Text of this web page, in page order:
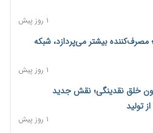
۱ روز پیش
مصرف‌کننده بیشتر می‌پردازد، شبکه
۱ روز پیش
خلق نقدینگی؛ نقش جدید
تولید
۱ روز پیش